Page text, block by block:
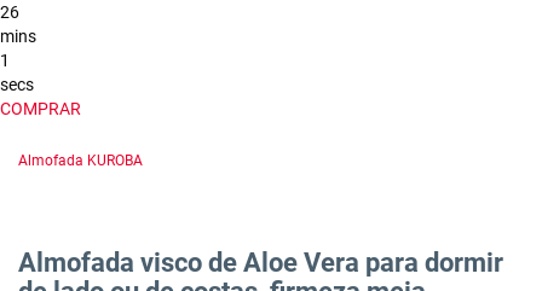
26
mins
1
secs
COMPRAR
Almofada KUROBA
Almofada visco de Aloe Vera para dormir